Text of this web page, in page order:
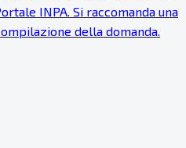
INPA. Si raccomanda una
della domanda.